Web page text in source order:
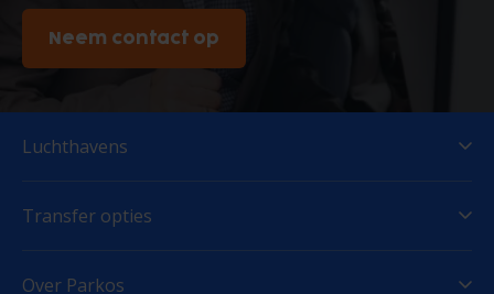
Neem contact op
Luchthavens
Transfer opties
Over Parkos